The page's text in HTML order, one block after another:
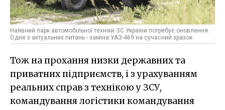
Наявний парк автомобільної техніки ЗС України потребує оновлення.
Одне з актуальних питань - заміна УАЗ-469 на сучасний зразок
Тож на прохання низки державних та
приватних підприємств, і з урахуванням
реальних справ з технікою у ЗСУ,
командування логістики командування